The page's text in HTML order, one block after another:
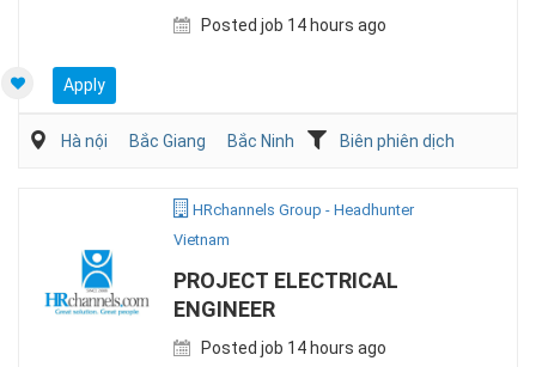
NGHIỆM)
Posted job 14 hours ago
Apply
Hà nội Bắc Giang Bắc Ninh Biên phiên dịch
HRchannels Group - Headhunter
Vietnam
PROJECT ELECTRICAL
ENGINEER
Posted job 14 hours ago